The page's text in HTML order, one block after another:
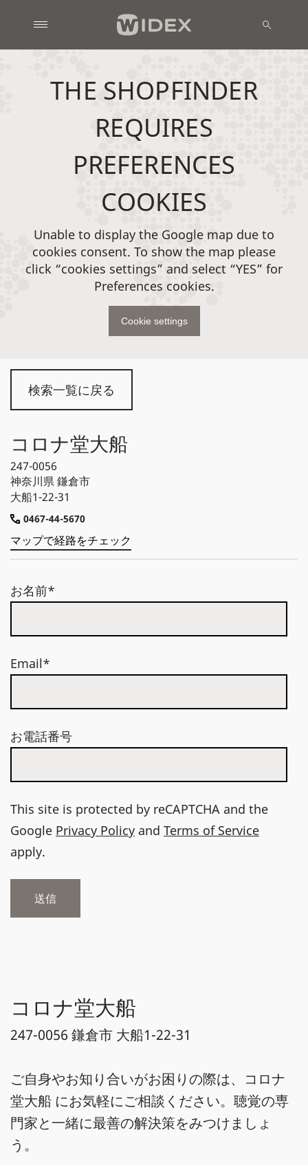
検索一覧に戻る
コロナ堂大船
247-0056
神奈川県鎌倉市
大船1-22-31
0467-44-5670
マップで経路をチェック
お名前*
Email*
お電話番号
This site is protected by reCAPTCHA and the
Google Privacy Policy and Terms of Service
apply.
コロナ堂大船
247-0056 鎌倉市 大船1-22-31
ご自身やお知り合いがお困りの際は、コロナ
堂大船 にお気軽にご相談ください。聴覚の専
門家と一緒に最善の解決策をみつけましょ
う。
THE SHOPFINDER
REQUIRES
PREFERENCES
COOKIES
Unable to display the Google map due to
cookies consent. To show the map please
click “cookies settings” and select “YES” for
Preferences cookies.
Cookie settings